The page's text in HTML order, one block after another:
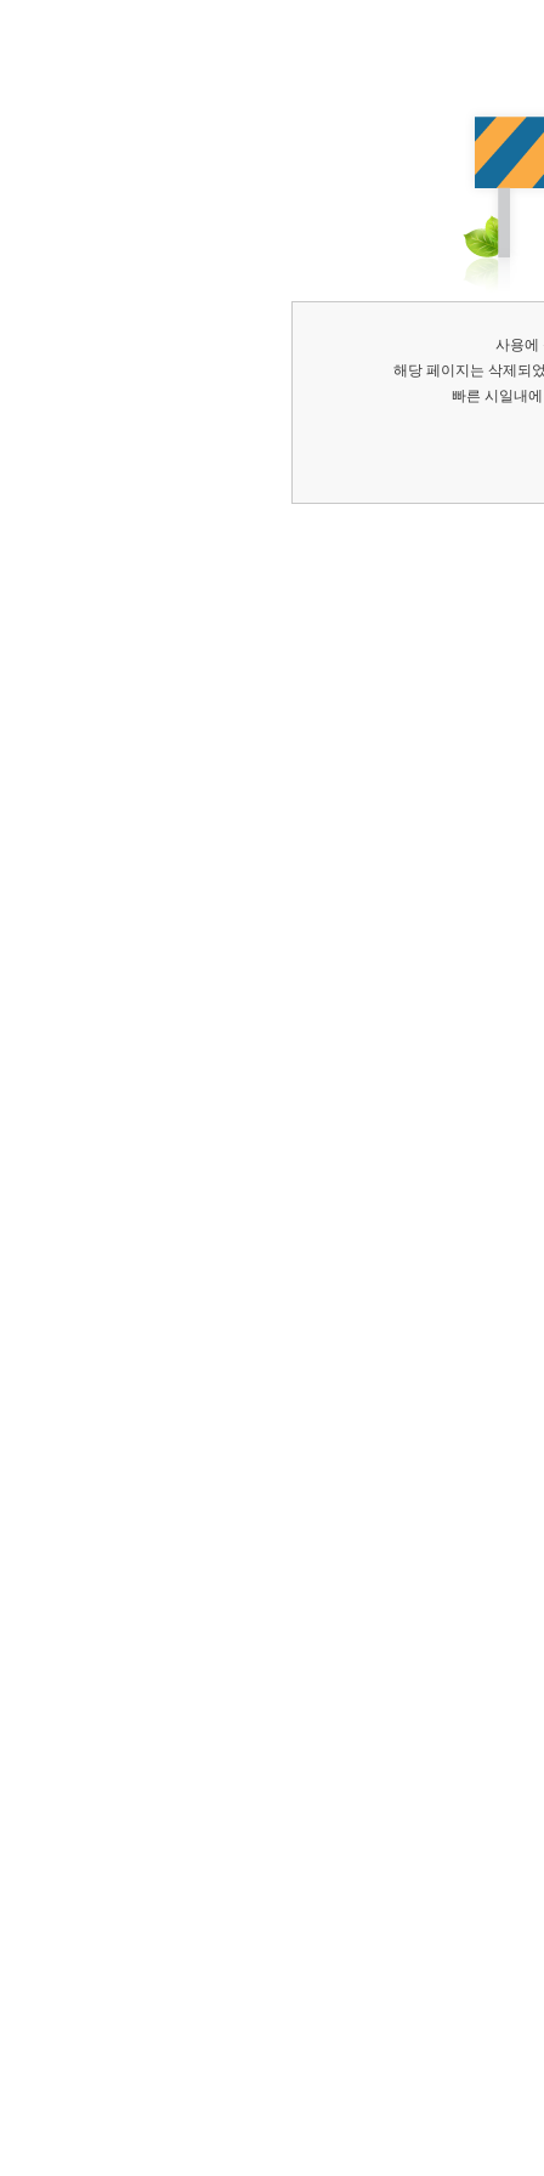
사용에
해당 페이지는 삭제되
빠른 시일내